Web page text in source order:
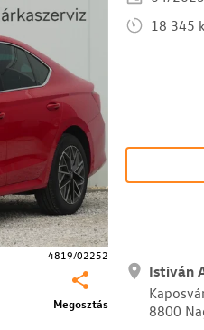
4819/02252
18 345
Istiván
8800
Megosztás